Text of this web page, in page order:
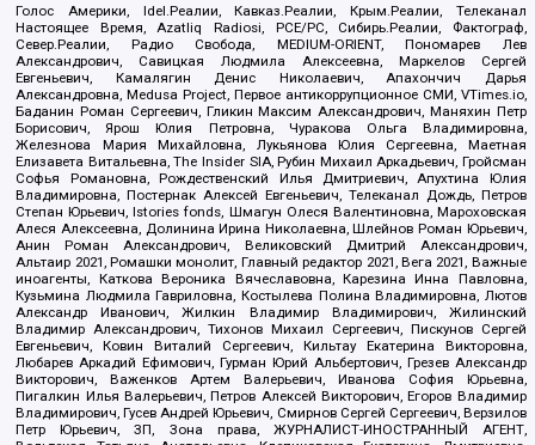
Голос Америки, Idel.Реалии, Кавказ.Реалии, Крым.Реалии, Телеканал
Настоящее Время, Azatliq Radiosi, PCE/PC, Сибирь.Реалии, Фактограф,
Север.Реалии, Радио Свобода, MEDIUM-ORIENT, Пономарев Лев
Александрович, Савицкая Людмила Алексеевна, Маркелов Сергей
Евгеньевич, Камалягин Денис Николаевич, Апахончич Дарья
Александровна, Medusa Project, Первое антикоррупционное СМИ, VTimes.io,
Баданин Роман Сергеевич, Гликин Максим Александрович, Маняхин Петр
Борисович, Ярош Юлия Петровна, Чуракова Ольга Владимировна,
Железнова Мария Михайловна, Лукьянова Юлия Сергеевна, Маетная
Елизавета Витальевна, The Insider SIA, Рубин Михаил Аркадьевич, Гройсман
Софья Романовна, Рождественский Илья Дмитриевич, Апухтина Юлия
Владимировна, Постернак Алексей Евгеньевич, Телеканал Дождь, Петров
Степан Юрьевич, Istories fonds, Шмагун Олеся Валентиновна, Мароховская
Алеся Алексеевна, Долинина Ирина Николаевна, Шлейнов Роман Юрьевич,
Анин Роман Александрович, Великовский Дмитрий Александрович,
Альтаир 2021, Ромашки монолит, Главный редактор 2021, Вега 2021, Важные
иноагенты, Каткова Вероника Вячеславовна, Карезина Инна Павловна,
Кузьмина Людмила Гавриловна, Костылева Полина Владимировна, Лютов
Александр Иванович, Жилкин Владимир Владимирович, Жилинский
Владимир Александрович, Тихонов Михаил Сергеевич, Пискунов Сергей
Евгеньевич, Ковин Виталий Сергеевич, Кильтау Екатерина Викторовна,
Любарев Аркадий Ефимович, Гурман Юрий Альбертович, Грезев Александр
Викторович, Важенков Артем Валерьевич, Иванова София Юрьевна,
Пигалкин Илья Валерьевич, Петров Алексей Викторович, Егоров Владимир
Владимирович, Гусев Андрей Юрьевич, Смирнов Сергей Сергеевич, Верзилов
Петр Юрьевич, ЗП, Зона права, ЖУРНАЛИСТ-ИНОСТРАННЫЙ АГЕНТ,